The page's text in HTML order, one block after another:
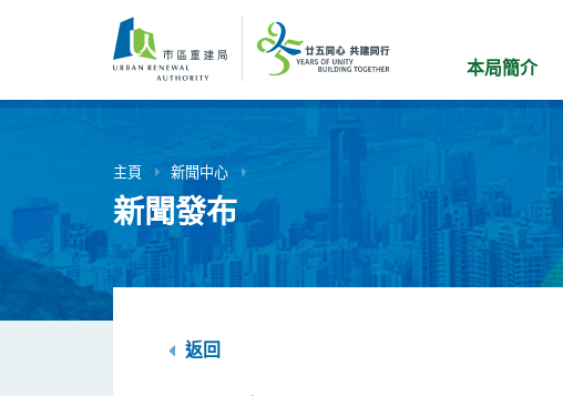
內
本局簡介
主頁 新聞中心
新聞發布
返回